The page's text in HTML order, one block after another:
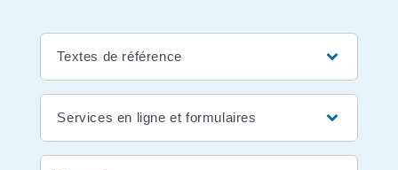
Textes de référence
Services en ligne et formulaires